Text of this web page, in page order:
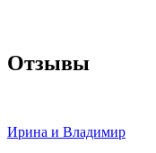
Отзывы
Ирина и Владимир